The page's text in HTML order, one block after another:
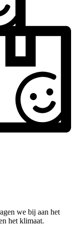
we bij aan het
het klimaat.